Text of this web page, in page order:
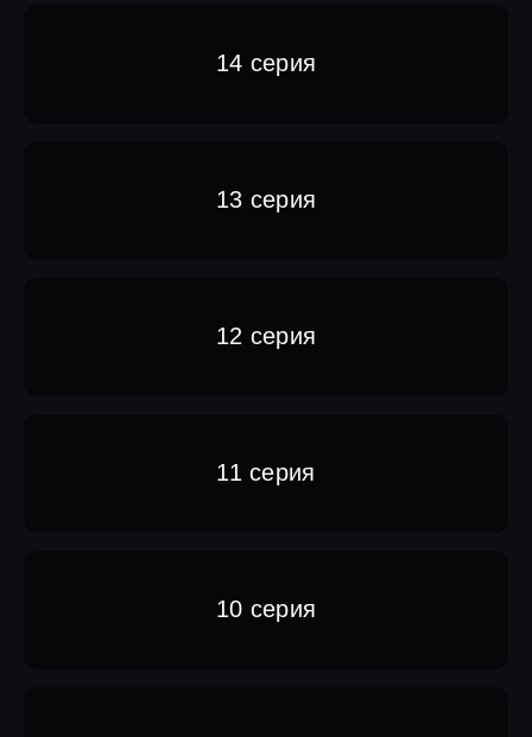
14 серия
13 серия
12 серия
11 серия
10 серия